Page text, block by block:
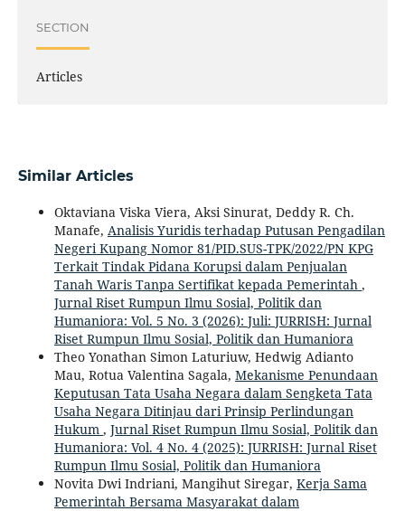
SECTION
Articles
Similar Articles
Oktaviana Viska Viera, Aksi Sinurat, Deddy R. Ch.
Manafe, Analisis Yuridis terhadap Putusan Pengadilan
Negeri Kupang Nomor 81/PID.SUS-TPK/2022/PN KPG
Terkait Tindak Pidana Korupsi dalam Penjualan
Tanah Waris Tanpa Sertifikat kepada Pemerintah ,
Jurnal Riset Rumpun Ilmu Sosial, Politik dan
Humaniora: Vol. 5 No. 3 (2026): Juli: JURRISH: Jurnal
Riset Rumpun Ilmu Sosial, Politik dan Humaniora
Theo Yonathan Simon Laturiuw, Hedwig Adianto
Mau, Rotua Valentina Sagala, Mekanisme Penundaan
Keputusan Tata Usaha Negara dalam Sengketa Tata
Usaha Negara Ditinjau dari Prinsip Perlindungan
Hukum , Jurnal Riset Rumpun Ilmu Sosial, Politik dan
Humaniora: Vol. 4 No. 4 (2025): JURRISH: Jurnal Riset
Rumpun Ilmu Sosial, Politik dan Humaniora
Novita Dwi Indriani, Mangihut Siregar, Kerja Sama
Pemerintah Bersama Masyarakat dalam